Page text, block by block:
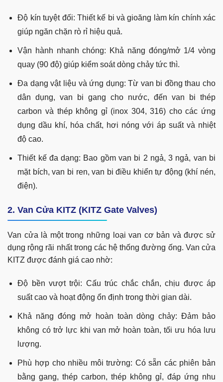
Độ kín tuyệt đối: Thiết kế bi và gioăng làm kín chính xác
giúp ngăn chặn rò rỉ hiệu quả.
Vận hành nhanh chóng: Khả năng đóng/mở 1/4 vòng
quay (90 độ) giúp kiểm soát dòng chảy tức thì.
Đa dạng vật liệu và ứng dụng: Từ van bi đồng thau cho
dân dụng, van bi gang cho nước, đến van bi thép
carbon và thép không gỉ (inox 304, 316) cho các ứng
dụng dầu khí, hóa chất, hơi nóng với áp suất và nhiệt
độ cao.
Thiết kế đa dạng: Bao gồm van bi 2 ngả, 3 ngả, van bi
mặt bích, van bi ren, van bi điều khiển tự động (khí nén,
điện).
2. Van Cửa KITZ (KITZ Gate Valves)
Van cửa là một trong những loại van cơ bản và được sử
dụng rộng rãi nhất trong các hệ thống đường ống. Van cửa
KITZ được đánh giá cao nhờ:
Độ bền vượt trội: Cấu trúc chắc chắn, chịu được áp
suất cao và hoạt động ổn định trong thời gian dài.
Khả năng đóng mở hoàn toàn dòng chảy: Đảm bảo
không có trở lực khi van mở hoàn toàn, tối ưu hóa lưu
lượng.
Phù hợp cho nhiều môi trường: Có sẵn các phiên bản
bằng gang, thép carbon, thép không gỉ, đáp ứng nhu